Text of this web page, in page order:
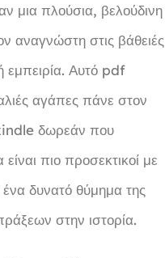
μια πλούσια, βελούδινη
αναγνώστη στις βάθειές
εμπειρία. Αυτό pdf
αγάπες πάνε στον
δωρεάν που
πιο προσεκτικοί με
δυνατό θύμημα της
στην ιστορία.